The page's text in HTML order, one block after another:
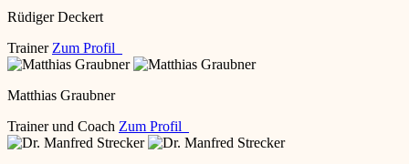
Rüdiger Deckert
Trainer Zum Profil
Matthias Graubner
Trainer und Coach Zum Profil